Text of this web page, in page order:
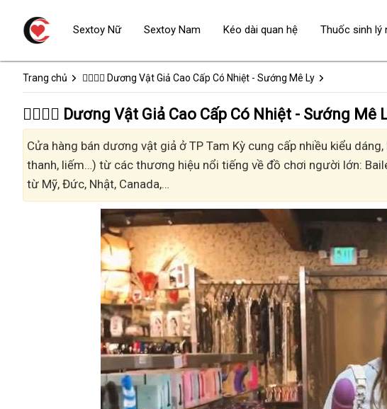
Trang chủ 👩‍❤️‍💋‍👨 Dương Vật Giả Cao Cấp Có Nhiệt - Sướng Mê Ly
👩‍❤️‍💋‍👨 Dương Vật Giả Cao Cấp Có Nhiệt - Sướng
Cửa hàng bán dương vật giả ở TP Tam Kỳ cung cấp nhiều kiểu
thanh, liếm…) từ các thương hiệu nổi tiếng về đồ chơi người lớn:
từ Mỹ, Đức, Nhật, Canada,…
Sextoy Nữ Sextoy Nam Kéo dài quan hệ Thuốc sinh lý